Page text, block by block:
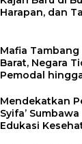
Harapan, dan
Mafia
Barat, Negara
Pemodal
Mendekatkan
Syifa’
Edukasi